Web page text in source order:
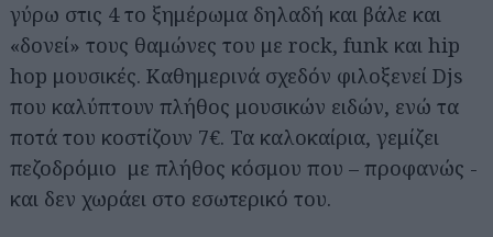
γύρω στις 4 το ξημέρωμα δηλαδή και βάλε και
«δονεί» τους θαμώνες του με rock, funk και hip
hop μουσικές. Καθημερινά σχεδόν φιλοξενεί Djs
που καλύπτουν πλήθος μουσικών ειδών, ενώ τα
ποτά του κοστίζουν 7€. Τα καλοκαίρια, γεμίζει
πεζοδρόμιο με πλήθος κόσμου που – προφανώς -
και δεν χωράει στο εσωτερικό του.